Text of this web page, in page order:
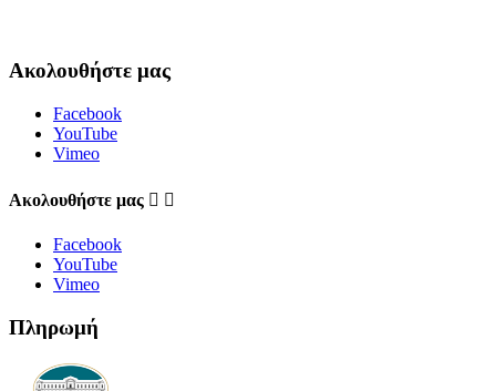
Ακολουθήστε μας
Facebook
YouTube
Vimeo
Aκολουθήστε μας  
Facebook
YouTube
Vimeo
Πληρωμή